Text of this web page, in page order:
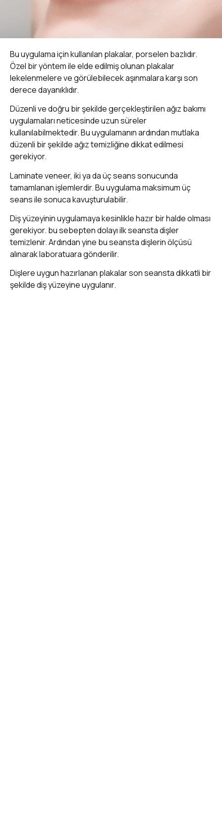
Bu uygulama için kullanılan plakalar, porselen bazlıdır.
Özel bir yöntem ile elde edilmiş olunan plakalar
lekelenmelere ve görülebilecek aşınmalara karşı son
derece dayanıklıdır.
Düzenli ve doğru bir şekilde gerçekleştirilen ağız bakımı
uygulamaları neticesinde uzun süreler
kullanılabilmektedir. Bu uygulamanın ardından mutlaka
düzenli bir şekilde ağız temizliğine dikkat edilmesi
gerekiyor.
Laminate veneer, iki ya da üç seans sonucunda
tamamlanan işlemlerdir. Bu uygulama maksimum üç
seans ile sonuca kavuşturulabilir.
Diş yüzeyinin uygulamaya kesinlikle hazır bir halde olması
gerekiyor. bu sebepten dolayı ilk seansta dişler
temizlenir. Ardından yine bu seansta dişlerin ölçüsü
alınarak laboratuara gönderilir.
Dişlere uygun hazırlanan plakalar son seansta dikkatli bir
şekilde diş yüzeyine uygulanır.